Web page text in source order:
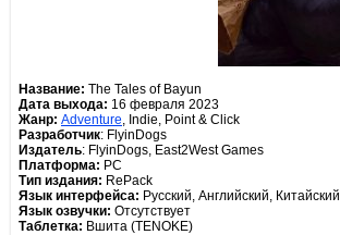
Название: The Tales of Bayun
Дата выхода: 16 февраля 2023
Жанр: Adventure, Indie, Point & Click
Разработчик: FlyinDogs
Издатель: FlyinDogs, East2West Games
Платформа: PC
Тип издания: RePack
Язык интерфейса: Русский, Английский, Китайский
Язык озвучки: Отсутствует
Таблетка: Вшита (TENOKE)